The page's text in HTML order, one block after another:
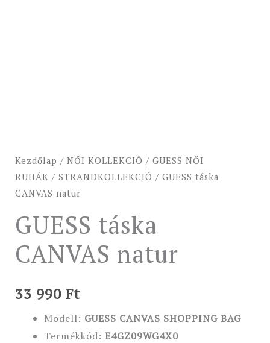
Kezdőlap / NŐI KOLLEKCIÓ / GUESS NŐI
RUHÁK / STRANDKOLLEKCIÓ / GUESS táska
CANVAS natur
GUESS táska
CANVAS natur
33 990 Ft
Modell: GUESS CANVAS SHOPPING BAG
Termékkód: E4GZ09WG4X0